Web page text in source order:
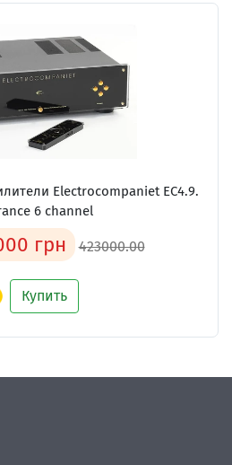
Electrocompaniet EC4.9.
6 channel
грн 423000.00
Купить